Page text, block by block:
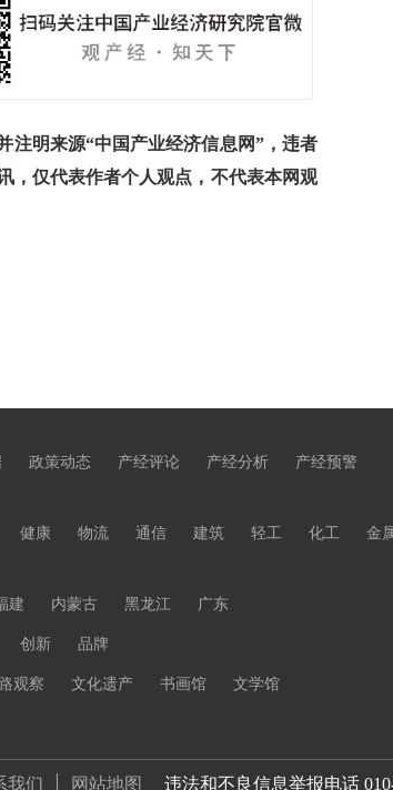
明来源“中国产业经济信息网”，违者
，仅代表作者个人观点，不代表本网观
政策动态 产经评论 产经分析
产经预警
健康 物流 通信 建筑 轻工 化工
金
建 内蒙古 黑龙江 广东
创新 品牌
观察 文化遗产 书画馆 文学馆
我们 网站地图 违法和不良信息举报电话